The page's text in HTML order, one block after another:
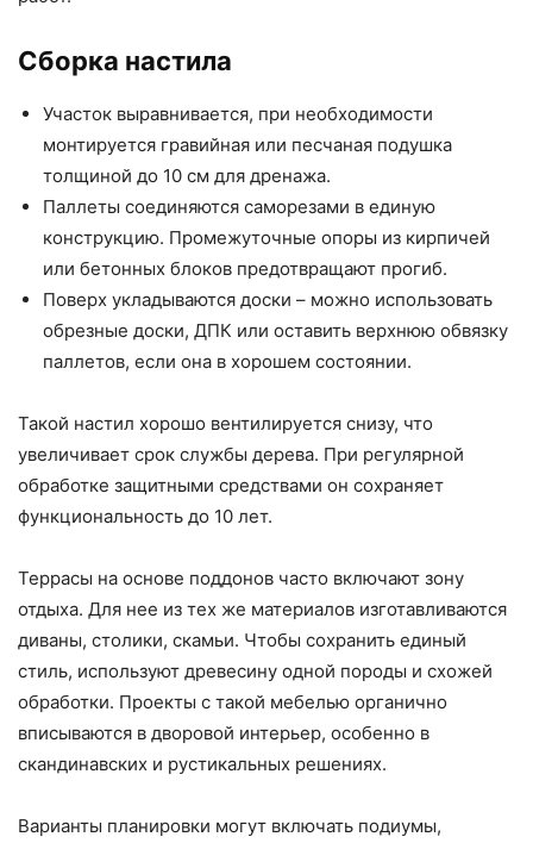
Сборка настила
Участок выравнивается, при необходимости
монтируется гравийная или песчаная подушка
толщиной до 10 см для дренажа.
Паллеты соединяются саморезами в единую
конструкцию. Промежуточные опоры из кирпичей
или бетонных блоков предотвращают прогиб.
Поверх укладываются доски – можно использовать
обрезные доски, ДПК или оставить верхнюю обвязку
паллетов, если она в хорошем состоянии.
Такой настил хорошо вентилируется снизу, что
увеличивает срок службы дерева. При регулярной
обработке защитными средствами он сохраняет
функциональность до 10 лет.
Террасы на основе поддонов часто включают зону
отдыха. Для нее из тех же материалов изготавливаются
диваны, столики, скамьи. Чтобы сохранить единый
стиль, используют древесину одной породы и схожей
обработки. Проекты с такой мебелью органично
вписываются в дворовой интерьер, особенно в
скандинавских и рустикальных решениях.
Варианты планировки могут включать подиумы,